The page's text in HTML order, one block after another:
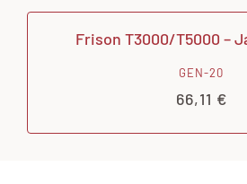
Frison T3000/T5000 –
GEN-20
66,11 €